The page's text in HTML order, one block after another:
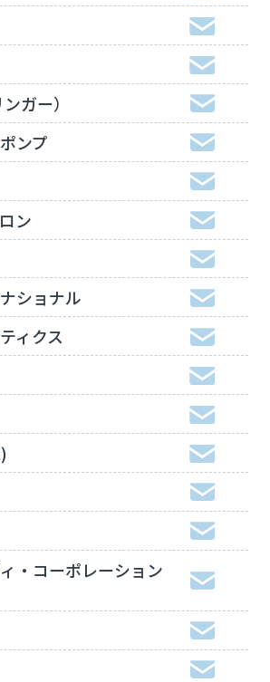
ガー）
ンプ
ン
ショナル
ィクス
・コーポレーション